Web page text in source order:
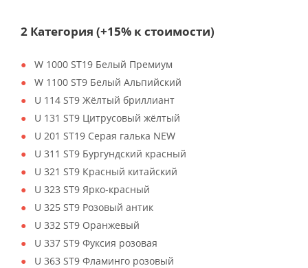
2 Категория (+15% к стоимости)
W 1000 ST19 Белый Премиум
W 1100 ST9 Белый Альпийский
U 114 ST9 Жёлтый бриллиант
U 131 ST9 Цитрусовый жёлтый
U 201 ST19 Серая галька NEW
U 311 ST9 Бургундский красный
U 321 ST9 Красный китайский
U 323 ST9 Ярко-красный
U 325 ST9 Розовый антик
U 332 ST9 Оранжевый
U 337 ST9 Фуксия розовая
U 363 ST9 Фламинго розовый